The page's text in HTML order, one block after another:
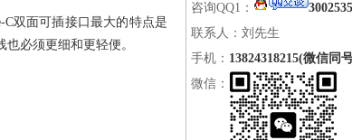
C双面可插接口最大的特点是
必须更细和更轻便。
咨询QQ1：
联系人：刘先生
手机： 13824318215(微信同
微信：